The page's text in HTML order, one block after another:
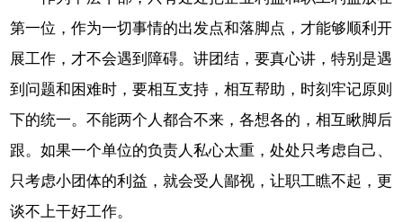
第一位，作为一切事情的出发点和落脚点，才能够顺利开
展工作，才不会遇到障碍。讲团结，要真心讲，特别是遇
到问题和困难时，要相互支持，相互帮助，时刻牢记原则
下的统一。不能两个人都合不来，各想各的，相互瞅脚后
跟。如果一个单位的负责人私心太重，处处只考虑自己、
只考虑小团体的利益，就会受人鄙视，让职工瞧不起，更
谈不上干好工作。